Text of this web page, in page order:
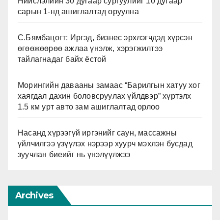
Д.Амарбаясгалан Л.Оюун-
Эрдэнэ тэргүүлсэн 15
давхрынхан зурсан гэх
мэдээлэл одоогоор
сошиалд тархаж байна. Эл
шуумтай зэрэгцэн мань
нөхөд Хэнтий аймгийн
Дадал сумын нутаг дахь
Онон-Балжийн байгалийн
болзоо тавьсан жиг жуг ч
бий. Гурван нуур болон
нарсан ойн цоорхойд MCS-
гэх энэхүү уулзалтад
Х.Баттулга, АН-ын дарга
сарын 1-нд ашиглалтад оруулна
С.Бямбацогт: Иргэд, бизнес эрхлэгчдэд хүрсэн
өгөөжөөрөө ажлаа үнэлж, хэрэгжилтээ
тайлагнадаг байх ёстой
Морингийн давааны замаас “Барилгын хатуу хог
хаягдал дахин боловсруулах үйлдвэр” хүртэлх
1.5 км урт авто зам ашиглалтад орлоо
Насанд хүрээгүй иргэнийг саун, массажны
үйлчилгээ үзүүлэх нэрээр хуурч мэхлэн бусдад
зуучлан биеийг нь үнэлүүлжээ
Archives